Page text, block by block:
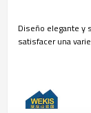
Diseño elegante y
satisfacer una